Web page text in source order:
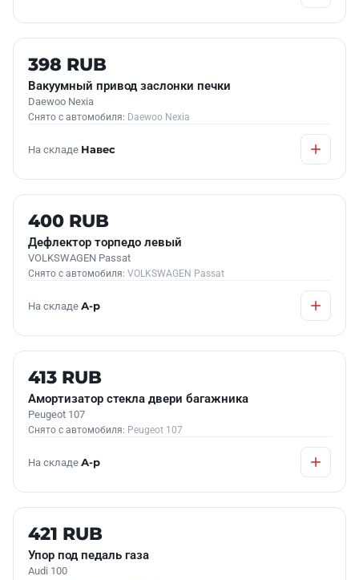
Б/У В НАЛИЧИИ
398 RUB
Вакуумный привод заслонки печки
Daewoo Nexia
Снято с автомобиля: Daewoo Nexia
На складе Навес
Б/У В НАЛИЧИИ
400 RUB
Дефлектор торпедо левый
VOLKSWAGEN Passat
Снято с автомобиля: VOLKSWAGEN Passat
На складе А-р
Б/У В НАЛИЧИИ
413 RUB
Амортизатор стекла двери багажника
Peugeot 107
Снято с автомобиля: Peugeot 107
На складе А-р
Б/У В НАЛИЧИИ
421 RUB
Упор под педаль газа
Audi 100